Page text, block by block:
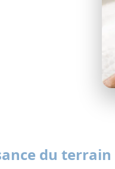
du terrain